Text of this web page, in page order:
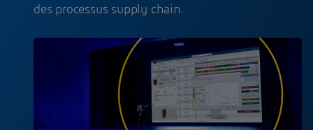
des processus supply chain.